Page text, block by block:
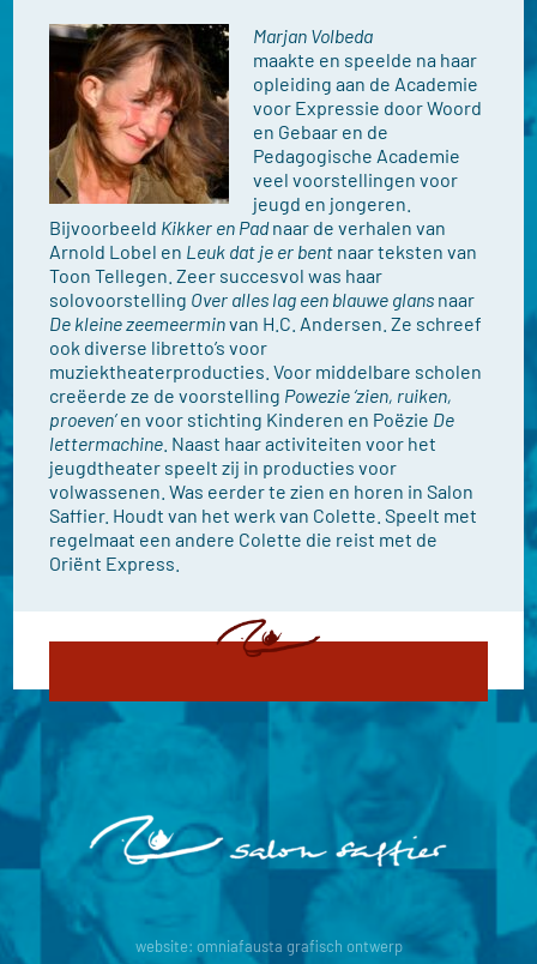
Marjan Volbeda
maakte en speelde na haar
opleiding aan de Academie
voor Expressie door Woord
en Gebaar en de
Pedagogische Academie
veel voorstellingen voor
jeugd en jongeren.
Bijvoorbeeld Kikker en Padnaar de verhalen van
Arnold Lobel en Leuk dat je er bent naar teksten van
Toon Tellegen. Zeer succesvol was haar
solovoorstelling Over alles lag een blauwe glans naar
De kleine zeemeerminvan H.C. Andersen. Ze schreef
ook diverse libretto’s voor
muziektheaterproducties. Voor middelbare scholen
creëerde ze de voorstelling Powezie ‘zien, ruiken,
proeven’en voor stichting Kinderen en Poëzie De
lettermachine . Naast haar activiteiten voor het
jeugdtheater speelt zij in producties voor
volwassenen. Was eerder te zien en horen in Salon
Saffier. Houdt van het werk van Colette. Speelt met
regelmaat een andere Colette die reist met de
Oriënt Express.
website: omniafausta grafisch ontwerp